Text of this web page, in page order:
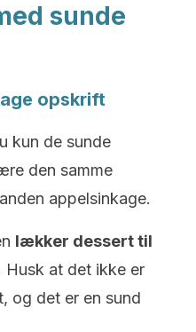
sunde
opskrift
kun de sunde
den samme
appelsinkage.
lækker dessert til
Husk at det ikke er
og det er en sund